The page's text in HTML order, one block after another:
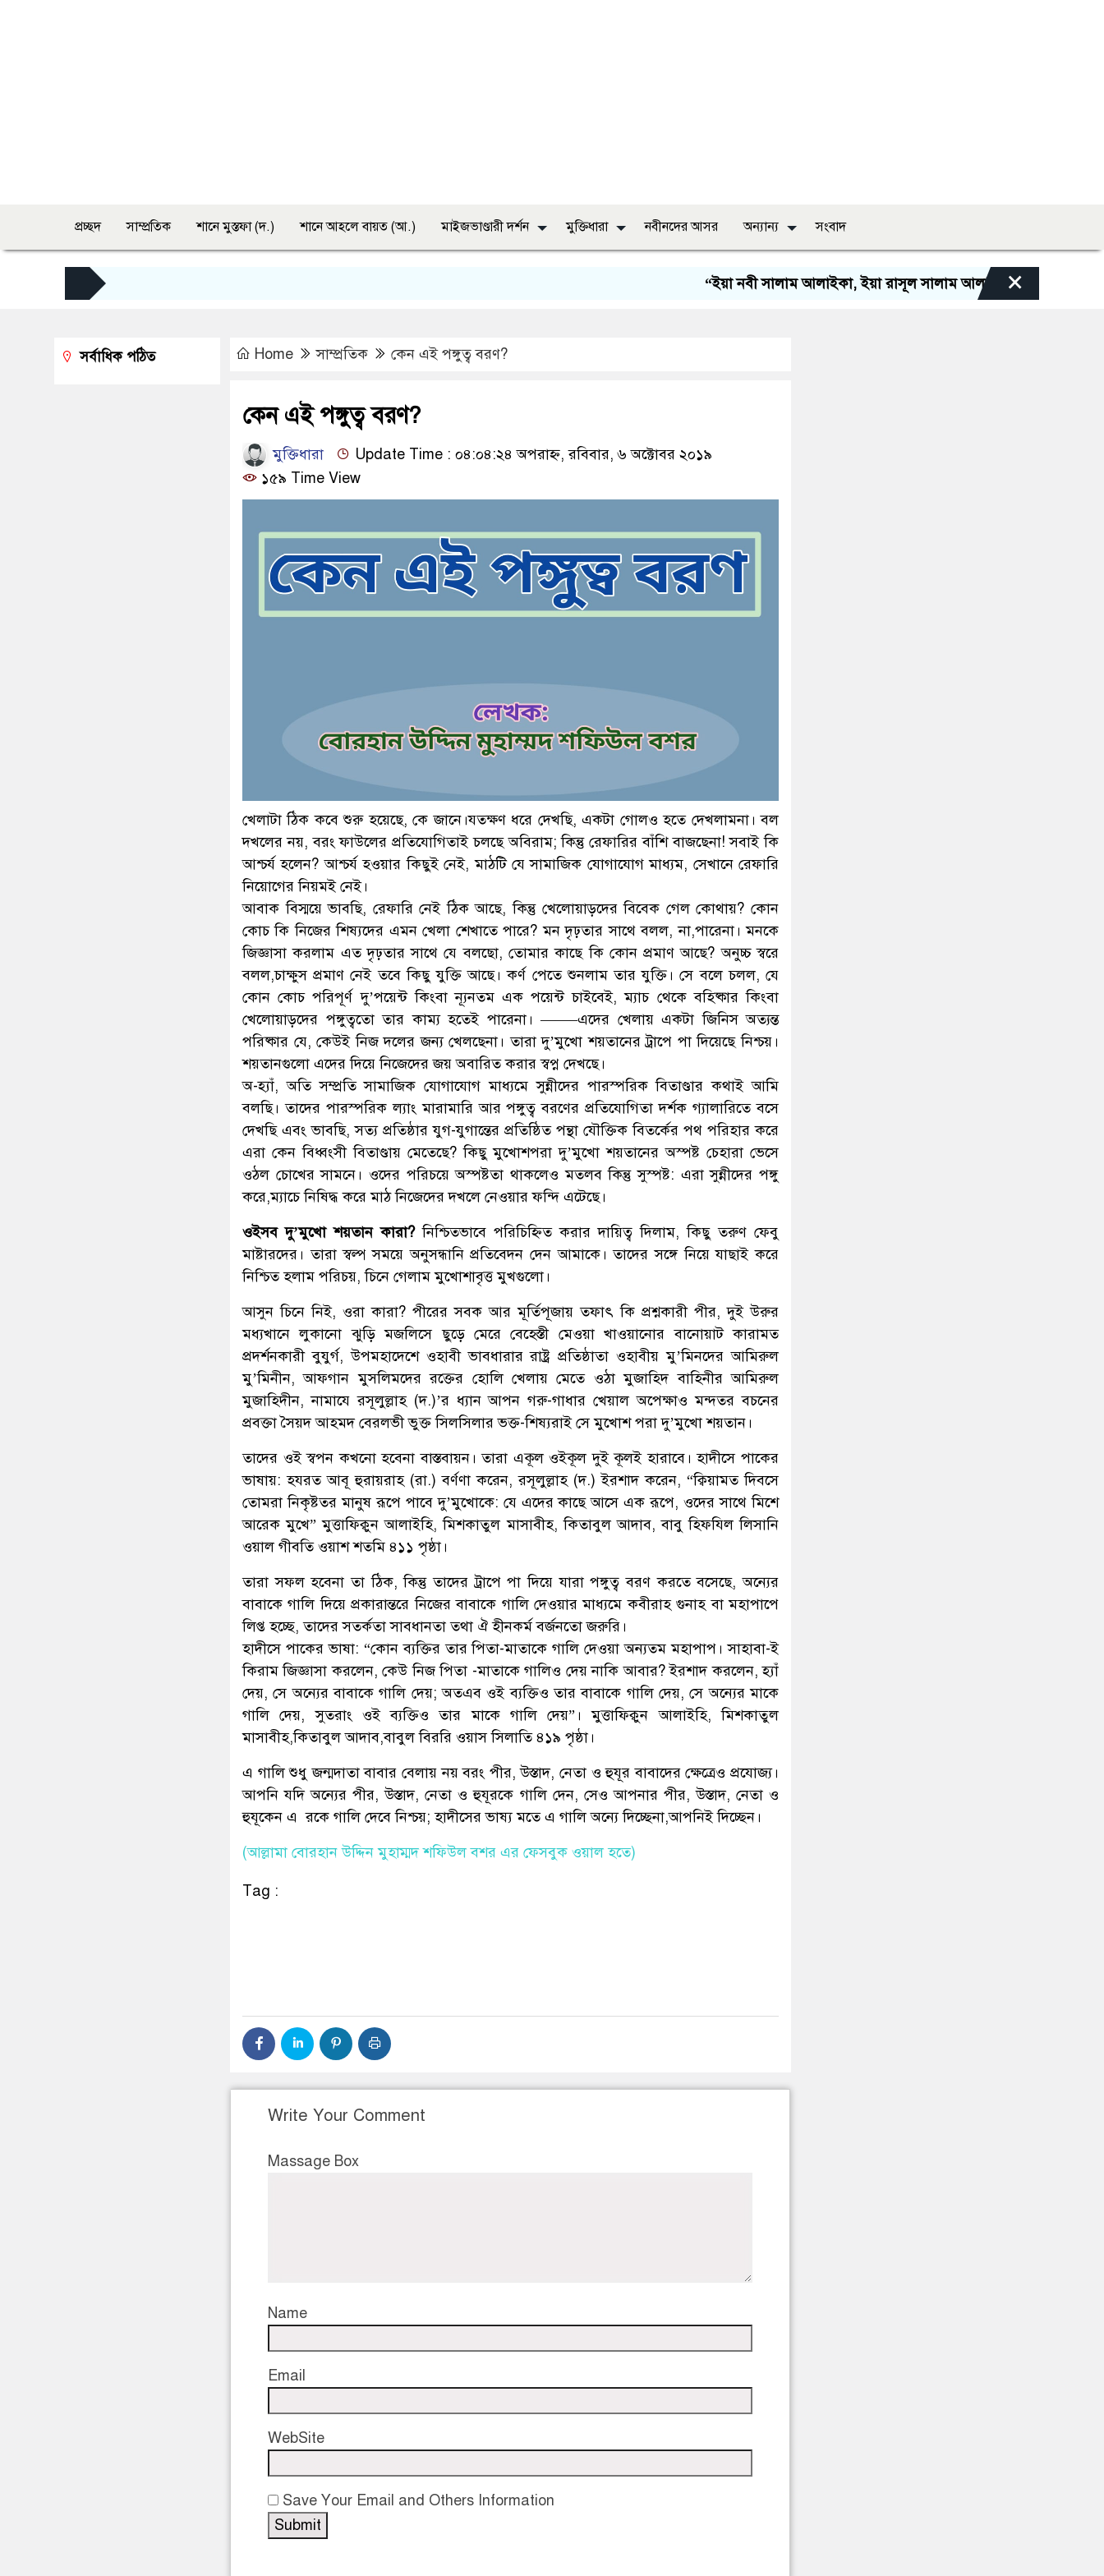
প্রচ্ছদ সাম্প্রতিক শানে মুস্তফা (দ.) শানে আহলে বায়ত (আ.) মাইজভাণ্ডারী দর্শন মুক্তিধারা নবীনদের আসর অন্যান্য সংবাদ
“ইয়া নবী সালাম আলাইকা, ইয়া রাসূল সালাম আলাইকা, ইয়া হাবীব সালাম
×
Home সাম্প্রতিক কেন এই পঙ্গুত্ব বরণ?
কেন এই পঙ্গুত্ব বরণ?
মুক্তিধারা
Update Time : ০৪:০৪:২৪ অপরাহ্ন, রবিবার, ৬ অক্টোবর ২০১৯
১৫৯ Time View
খেলাটা ঠিক কবে শুরু হয়েছে, কে জানে।যতক্ষণ ধরে দেখছি, একটা গোলও হতে দেখলামনা। বল
দখলের নয়, বরং ফাউলের প্রতিযোগিতাই চলছে অবিরাম; কিন্তু রেফারির বাঁশি বাজছেনা! সবাই কি
আশ্চর্য হলেন? আশ্চর্য হওয়ার কিছুই নেই, মাঠটি যে সামাজিক যোগাযোগ মাধ্যম, সেখানে রেফারি
নিয়োগের নিয়মই নেই।
আবাক বিস্ময়ে ভাবছি, রেফারি নেই ঠিক আছে, কিন্তু খেলোয়াড়দের বিবেক গেল কোথায়? কোন
কোচ কি নিজের শিষ্যদের এমন খেলা শেখাতে পারে? মন দৃঢ়তার সাথে বলল, না,পারেনা। মনকে
জিজ্ঞাসা করলাম এত দৃঢ়তার সাথে যে বলছো, তোমার কাছে কি কোন প্রমাণ আছে? অনুচ্চ স্বরে
বলল,চাক্ষুস প্রমাণ নেই তবে কিছু যুক্তি আছে। কর্ণ পেতে শুনলাম তার যুক্তি। সে বলে চলল, যে
কোন কোচ পরিপূর্ণ দু’পয়েন্ট কিংবা ন্যূনতম এক পয়েন্ট চাইবেই, ম্যাচ থেকে বহিষ্কার কিংবা
খেলোয়াড়দের পঙ্গুত্বতো তার কাম্য হতেই পারেনা। ——–এদের খেলায় একটা জিনিস অত্যন্ত
পরিষ্কার যে, কেউই নিজ দলের জন্য খেলছেনা। তারা দু’মুখো শয়তানের ট্রাপে পা দিয়েছে নিশ্চয়।
শয়তানগুলো এদের দিয়ে নিজেদের জয় অবারিত করার স্বপ্ন দেখছে।
অ-হ্যাঁ, অতি সম্প্রতি সামাজিক যোগাযোগ মাধ্যমে সুন্নীদের পারস্পরিক বিতাণ্ডার কথাই আমি
বলছি। তাদের পারস্পরিক ল্যাং মারামারি আর পঙ্গুত্ব বরণের প্রতিযোগিতা দর্শক গ্যালারিতে বসে
দেখছি এবং ভাবছি, সত্য প্রতিষ্ঠার যুগ-যুগান্তের প্রতিষ্ঠিত পন্থা যৌক্তিক বিতর্কের পথ পরিহার করে
এরা কেন বিধ্বংসী বিতাণ্ডায় মেতেছে? কিছু মুখোশপরা দু’মুখো শয়তানের অস্পষ্ট চেহারা ভেসে
ওঠল চোখের সামনে। ওদের পরিচয়ে অস্পষ্টতা থাকলেও মতলব কিন্তু সুস্পষ্ট: এরা সুন্নীদের পঙ্গু
করে,ম্যাচে নিষিদ্ধ করে মাঠ নিজেদের দখলে নেওয়ার ফন্দি এটেছে।
ওইসব দু’মুখো শয়তান কারা?নিশ্চিতভাবে পরিচিহ্নিত করার দায়িত্ব দিলাম, কিছু তরুণ ফেবু
মাষ্টারদের। তারা স্বল্প সময়ে অনুসন্ধানি প্রতিবেদন দেন আমাকে। তাদের সঙ্গে নিয়ে যাছাই করে
নিশ্চিত হলাম পরিচয়, চিনে গেলাম মুখোশাবৃত্ত মুখগুলো।
আসুন চিনে নিই, ওরা কারা? পীরের সবক আর মূর্তিপূজায় তফাৎ কি প্রশ্নকারী পীর, দুই উরুর
মধ্যখানে লুকানো ঝুড়ি মজলিসে ছুড়ে মেরে বেহেস্তী মেওয়া খাওয়ানোর বানোয়াট কারামত
প্রদর্শনকারী বুযুর্গ, উপমহাদেশে ওহাবী ভাবধারার রাষ্ট্র প্রতিষ্ঠাতা ওহাবীয় মু’মিনদের আমিরুল
মু’মিনীন, আফগান মুসলিমদের রক্তের হোলি খেলায় মেতে ওঠা মুজাহিদ বাহিনীর আমিরুল
মুজাহিদীন, নামাযে রসূলুল্লাহ (দ.)’র ধ্যান আপন গরু-গাধার খেয়াল অপেক্ষাও মন্দতর বচনের
প্রবক্তা সৈয়দ আহমদ বেরলভী ভুক্ত সিলসিলার ভক্ত-শিষ্যরাই সে মুখোশ পরা দু’মুখো শয়তান।
তাদের ওই স্বপন কখনো হবেনা বাস্তবায়ন। তারা একূল ওইকূল দুই কূলই হারাবে। হাদীসে পাকের
ভাষায়: হযরত আবূ হুরায়রাহ (রা.) বর্ণণা করেন, রসূলুল্লাহ (দ.) ইরশাদ করেন, “ক্বিয়ামত দিবসে
তোমরা নিকৃষ্টতর মানুষ রূপে পাবে দু’মুখোকে: যে এদের কাছে আসে এক রূপে, ওদের সাথে মিশে
আরেক মুখে” মুত্তাফিক্বুন আলাইহি, মিশকাতুল মাসাবীহ, কিতাবুল আদাব, বাবু হিফযিল লিসানি
ওয়াল গীবতি ওয়াশ শতমি ৪১১ পৃষ্ঠা।
তারা সফল হবেনা তা ঠিক, কিন্তু তাদের ট্রাপে পা দিয়ে যারা পঙ্গুত্ব বরণ করতে বসেছে, অন্যের
বাবাকে গালি দিয়ে প্রকারান্তরে নিজের বাবাকে গালি দেওয়ার মাধ্যমে কবীরাহ গুনাহ বা মহাপাপে
লিপ্ত হচ্ছে, তাদের সতর্কতা সাবধানতা তথা ঐ হীনকর্ম বর্জনতো জরুরি।
হাদীসে পাকের ভাষা: “কোন ব্যক্তির তার পিতা-মাতাকে গালি দেওয়া অন্যতম মহাপাপ। সাহাবা-ই
কিরাম জিজ্ঞাসা করলেন, কেউ নিজ পিতা -মাতাকে গালিও দেয় নাকি আবার? ইরশাদ করলেন, হ্যাঁ
দেয়, সে অন্যের বাবাকে গালি দেয়; অতএব ওই ব্যক্তিও তার বাবাকে গালি দেয়, সে অন্যের মাকে
গালি দেয়, সুতরাং ওই ব্যক্তিও তার মাকে গালি দেয়”। মুত্তাফিক্বুন আলাইহি, মিশকাতুল
মাসাবীহ,কিতাবুল আদাব,বাবুল বিররি ওয়াস সিলাতি ৪১৯ পৃষ্ঠা।
এ গালি শুধু জন্মদাতা বাবার বেলায় নয় বরং পীর, উস্তাদ, নেতা ও হুযূর বাবাদের ক্ষেত্রেও প্রযোজ্য।
আপনি যদি অন্যের পীর, উস্তাদ, নেতা ও হুযূরকে গালি দেন, সেও আপনার পীর, উস্তাদ, নেতা ও
হুযূকেন এ রকে গালি দেবে নিশ্চয়; হাদীসের ভাষ্য মতে এ গালি অন্যে দিচ্ছেনা,আপনিই দিচ্ছেন।
(আল্লামা বোরহান উদ্দিন মুহাম্মদ শফিউল বশর এর ফেসবুক ওয়াল হতে)
Tag :
Write Your Comment
Massage Box
Name
Email
WebSite
Save Your Email and Others Information
সর্বাধিক পঠিত